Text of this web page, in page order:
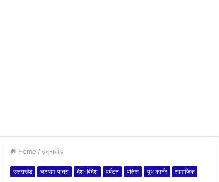
Home / उत्तराखंड
उत्तराखंड चारधाम यात्रा देश-विदेश पर्यटन पुलिस यूथ कार्नर सामाजिक